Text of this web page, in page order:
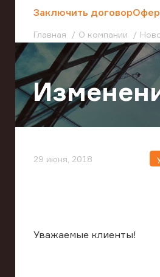
Заключить договор
Главная О компании
29 июня, 2018
Уважаемые клиенты!